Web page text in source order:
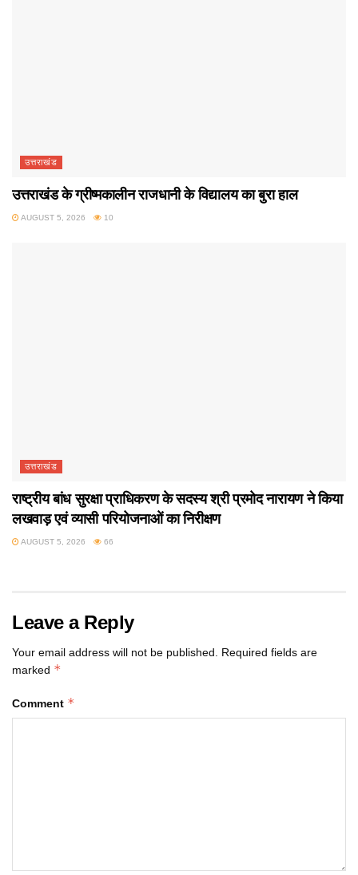
उत्तराखंड
उत्तराखंड के ग्रीष्मकालीन राजधानी के विद्यालय का बुरा हाल
AUGUST 5, 2026 10
उत्तराखंड
राष्ट्रीय बांध सुरक्षा प्राधिकरण के सदस्य श्री प्रमोद नारायण ने किया
लखवाड़ एवं व्यासी परियोजनाओं का निरीक्षण
AUGUST 5, 2026 66
Leave a Reply
Your email address will not be published. Required fields are
marked *
Comment *